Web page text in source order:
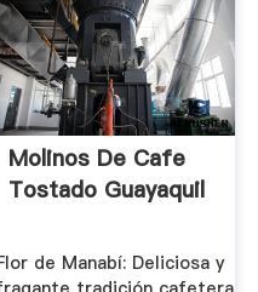
Molinos De Cafe
Tostado Guayaquil
de Manabí: Deliciosa y